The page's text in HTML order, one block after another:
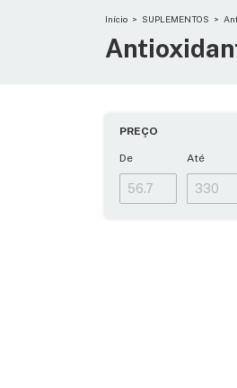
Início > SUPLEMENTOS >
PREÇO
De Até